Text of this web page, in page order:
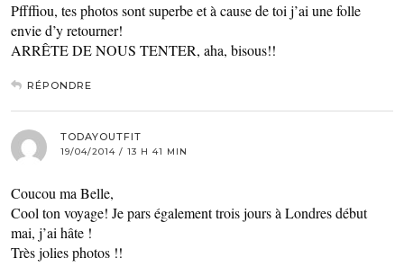
Pffffiou, tes photos sont superbe et à cause de toi j’ai une folle
envie d’y retourner!
ARRÊTE DE NOUS TENTER, aha, bisous!!
RÉPONDRE
TODAYOUTFIT
19/04/2014 / 13 H 41 MIN
Coucou ma Belle,
Cool ton voyage! Je pars également trois jours à Londres début
mai, j’ai hâte !
Très jolies photos !!